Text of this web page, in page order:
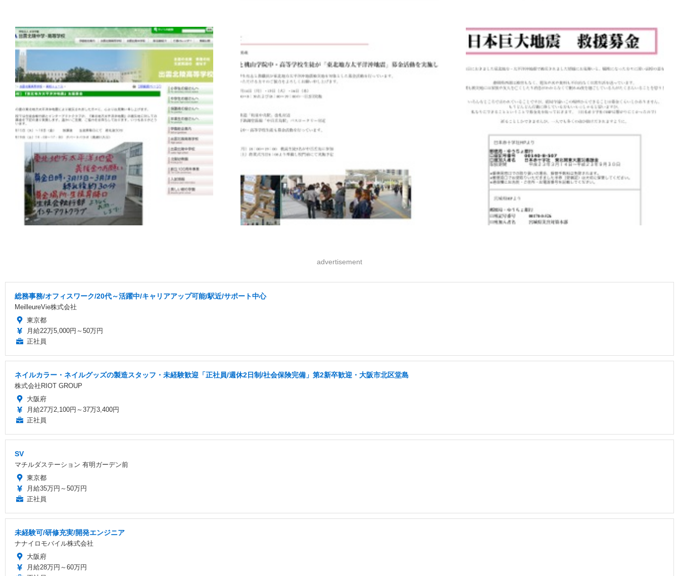
advertisement
総務事務/オフィスワーク/20代～活躍中/キャリアアップ可能/駅近/サポート中心
MeilleureVie株式会社
東京都
月給22万5,000円～50万円
正社員
ネイルカラー・ネイルグッズの製造スタッフ・未経験歓迎「正社員/週休2日制/社会保険完備」第2新卒歓迎・大阪市北区堂島
株式会社RIOT GROUP
大阪府
月給27万2,100円～37万3,400円
正社員
SV
マチルダステーション 有明ガーデン前
東京都
月給35万円～50万円
正社員
未経験可/研修充実/開発エンジニア
ナナイロモバイル株式会社
大阪府
月給28万円～60万円